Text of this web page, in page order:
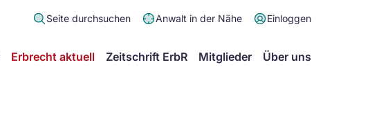
Seite durchsuchen Anwalt in der Nähe Einloggen
Erbrecht aktuell Zeitschrift ErbR Mitglieder Über uns